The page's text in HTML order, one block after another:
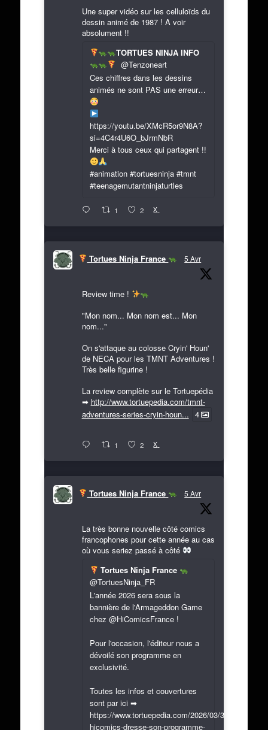
Une super vidéo sur les celluloïds du
dessin animé de 1987 ! A voir
absolument !!
TORTUES NINJA INFO
@Tenzoneart
Ces chiffres dans les dessins
animés ne sont PAS une erreur…
https://youtu.be/XMcR5or9N8A?
si=4C4r4U6O_bJrmNbR
Merci à tous ceux qui partagent !!
#animation #tortuesninja #tmnt
#teenagemutantninjaturtles
1 2 X
Tortues Ninja France 5 Avr
Review time !
"Mon nom... Mon nom est... Mon
nom..."
On s'attaque au colosse Cryin' Houn'
de NECA pour les TMNT Adventures !
Très belle figurine !
La review complète sur le Tortuepédia
➡ http://www.tortuepedia.com/tmnt-
adventures-series-cryin-houn... 4
1 2 X
Tortues Ninja France 5 Avr
La très bonne nouvelle côté comics
francophones pour cette année au cas
où vous seriez passé à côté
Tortues Ninja France
@TortuesNinja_FR
L'année 2026 sera sous la
bannière de l'Armageddon Game
chez @HiComicsFrance !
Pour l'occasion, l'éditeur nous a
dévoilé son programme en
exclusivité.
Toutes les infos et couvertures
sont par ici ➡
https://www.tortuepedia.com/2026/03/31/exclusif-
hicomics-dresse-son-programme-